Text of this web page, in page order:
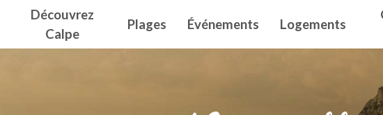
Navegación principal
Découvrez
Calpe
Plages Événements Logements